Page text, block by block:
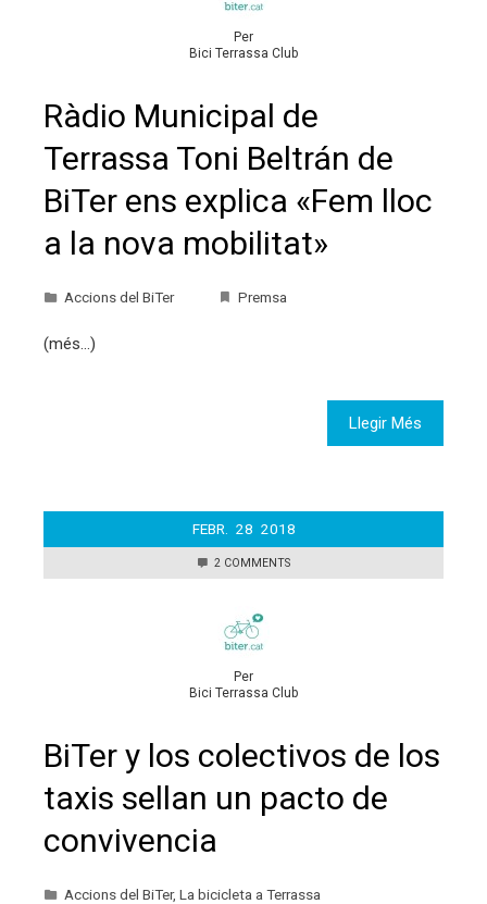
Per
Bici Terrassa Club
Ràdio Municipal de
Terrassa Toni Beltrán de
BiTer ens explica «Fem lloc
a la nova mobilitat»
Accions del BiTer Premsa
(més…)
Llegir Més
FEBR. 28 2018
2 COMMENTS
Per
Bici Terrassa Club
BiTer y los colectivos de los
taxis sellan un pacto de
convivencia
Accions del BiTer, La bicicleta a Terrassa